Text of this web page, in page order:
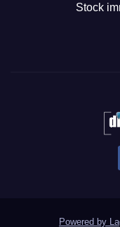
Stock
Powered by